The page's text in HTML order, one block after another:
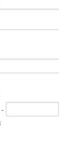
-